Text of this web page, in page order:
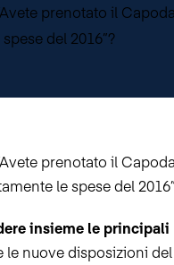
prenotato il
del 2016”?
prenotato il
le spese del
insieme le principali
nuove disposizioni del